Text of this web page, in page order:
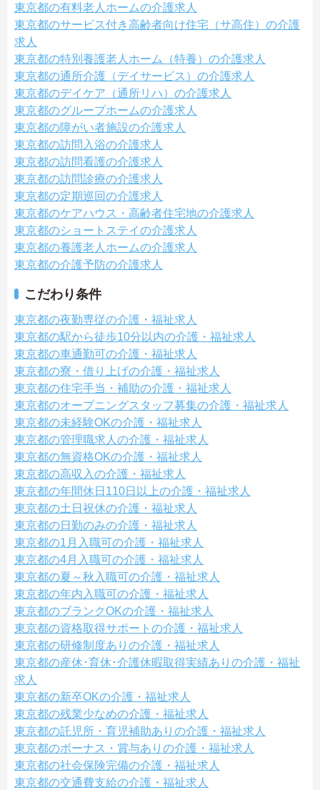
東京都の有料老人ホームの介護求人
東京都のサービス付き高齢者向け住宅（サ高住）の介護
求人
東京都の特別養護老人ホーム（特養）の介護求人
東京都の通所介護（デイサービス）の介護求人
東京都のデイケア（通所リハ）の介護求人
東京都のグループホームの介護求人
東京都の障がい者施設の介護求人
東京都の訪問入浴の介護求人
東京都の訪問看護の介護求人
東京都の訪問診療の介護求人
東京都の定期巡回の介護求人
東京都のケアハウス・高齢者住宅地の介護求人
東京都のショートステイの介護求人
東京都の養護老人ホームの介護求人
東京都の介護予防の介護求人
こだわり条件
東京都の夜勤専従の介護・福祉求人
東京都の駅から徒歩10分以内の介護・福祉求人
東京都の車通勤可の介護・福祉求人
東京都の寮・借り上げの介護・福祉求人
東京都の住宅手当・補助の介護・福祉求人
東京都のオープニングスタッフ募集の介護・福祉求人
東京都の未経験OKの介護・福祉求人
東京都の管理職求人の介護・福祉求人
東京都の無資格OKの介護・福祉求人
東京都の高収入の介護・福祉求人
東京都の年間休日110日以上の介護・福祉求人
東京都の土日祝休の介護・福祉求人
東京都の日勤のみの介護・福祉求人
東京都の1月入職可の介護・福祉求人
東京都の4月入職可の介護・福祉求人
東京都の夏～秋入職可の介護・福祉求人
東京都の年内入職可の介護・福祉求人
東京都のブランクOKの介護・福祉求人
東京都の資格取得サポートの介護・福祉求人
東京都の研修制度ありの介護・福祉求人
東京都の産休･育休･介護休暇取得実績ありの介護・福祉
求人
東京都の新卒OKの介護・福祉求人
東京都の残業少なめの介護・福祉求人
東京都の託児所・育児補助ありの介護・福祉求人
東京都のボーナス・賞与ありの介護・福祉求人
東京都の社会保険完備の介護・福祉求人
東京都の交通費支給の介護・福祉求人